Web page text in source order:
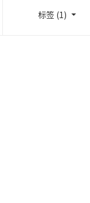
标签 (1)